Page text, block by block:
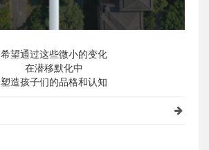
希望通过这些微小的变化
在潜移默化中
塑造孩子们的品格和认知